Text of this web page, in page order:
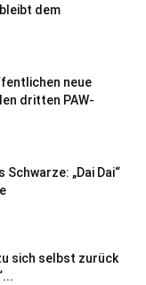
dem
neue
dritten PAW-
„Dai Dai“
sich selbst zurück